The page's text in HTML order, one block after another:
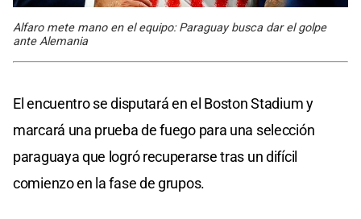
Alfaro mete mano en el equipo: Paraguay busca dar el golpe
ante Alemania
El encuentro se disputará en el Boston Stadium y
marcará una prueba de fuego para una selección
paraguaya que logró recuperarse tras un difícil
comienzo en la fase de grupos.